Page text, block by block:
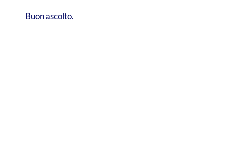
Buon ascolto.